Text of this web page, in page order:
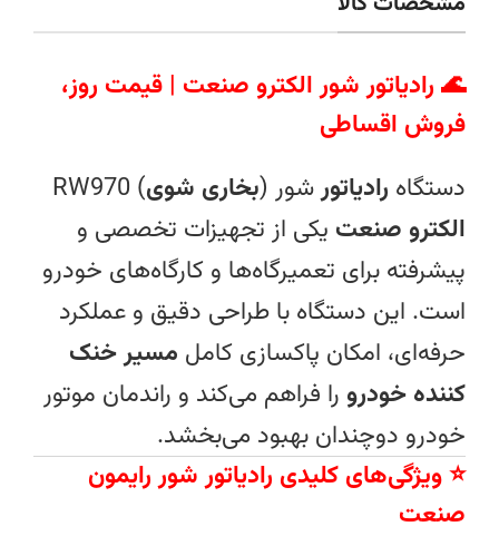
🌊 رادیاتور شور الکترو صنعت | قیمت روز،
فروش اقساطی
دستگاه رادیاتورشور (بخاری شوی) RW970
الکترو صنعت یکی از تجهیزات تخصصی و
پیشرفته برای تعمیرگاه‌ها و کارگاه‌های خودرو
است. این دستگاه با طراحی دقیق و عملکرد
حرفه‌ای، امکان پاکسازی کامل مسیر خنک
کننده خودرو را فراهم می‌کند و راندمان موتور
خودرو دوچندان بهبود می‌بخشد.
⭐ ویژگی‌های کلیدی رادیاتور شور رایمون
صنعت